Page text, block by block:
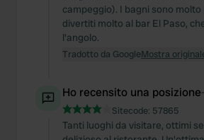
campeggio). I bagni sono molto
divertiti molto al bar El Paso,
l'angolo.
Tradotto da GoogleMostra
Ho recensito una posizione
Sitecode: 57865
Tanti luoghi da visitare, ottimi